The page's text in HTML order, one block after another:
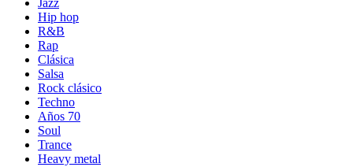
Jazz
Hip hop
R&B
Rap
Clásica
Salsa
Rock clásico
Techno
Años 70
Soul
Trance
Heavy metal